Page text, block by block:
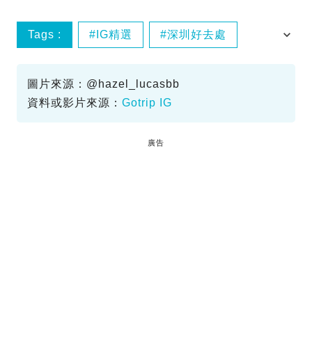
Tags : IG精選 深圳好去處
圖片來源：@hazel_lucasbb
資料或影片來源： Gotrip IG
廣告